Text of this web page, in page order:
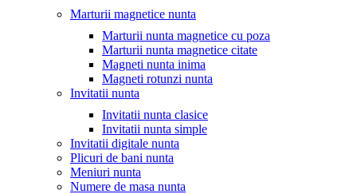
Marturii magnetice nunta
Marturii nunta magnetice cu poza
Marturii nunta magnetice citate
Magneti nunta inima
Magneti rotunzi nunta
Invitatii nunta
Invitatii nunta clasice
Invitatii nunta simple
Invitatii digitale nunta
Plicuri de bani nunta
Meniuri nunta
Numere de masa nunta